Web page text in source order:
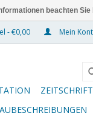
- €0,00 Mein
beachten